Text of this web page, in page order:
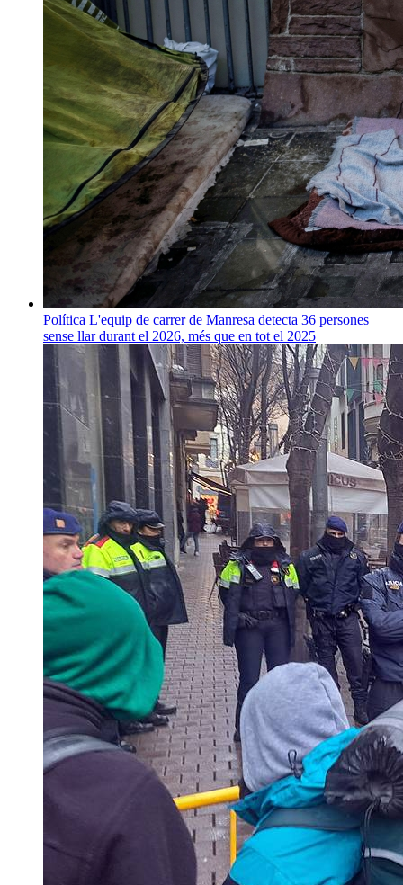
Política L'equip de carrer de Manresa detecta 36 persones
sense llar durant el 2026, més que en tot el 2025